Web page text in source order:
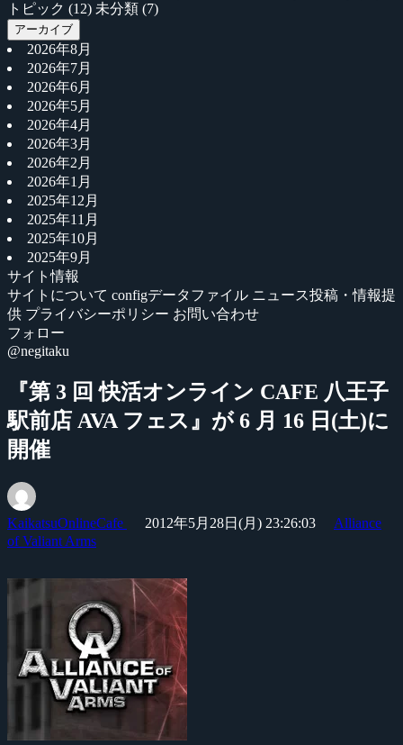
トピック (12) 未分類 (7)
アーカイブ
2026年8月
2026年7月
2026年6月
2026年5月
2026年4月
2026年3月
2026年2月
2026年1月
2025年12月
2025年11月
2025年10月
2025年9月
サイト情報
サイトについて configデータファイル ニュース投稿・情報提
供 プライバシーポリシー お問い合わせ
フォロー
@negitaku
『第 3 回 快活オンライン CAFE 八王子
駅前店 AVA フェス』が 6 月 16 日(土)に
開催
KaikatsuOnlineCafe 2012年5月28日(月) 23:26:03
Alliance
of Valiant Arms